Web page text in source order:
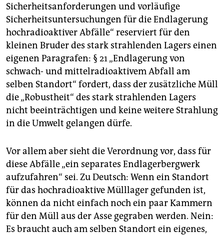
Sicherheitsanforderungen und vorläufige
Sicherheitsuntersuchungen für die Endlagerung
hochradioaktiver Abfälle“ reserviert für den
kleinen Bruder des stark strahlenden Lagers einen
eigenen Paragrafen: § 21 „Endlagerung von
schwach- und mittelradioaktivem Abfall am
selben Standort“ fordert, dass der zusätzliche Müll
die „Robustheit“ des stark strahlenden Lagers
nicht beeinträchtigen und keine weitere Strahlung
in die Umwelt gelangen dürfe.
Vor allem aber sieht die Verordnung vor, dass für
diese Abfälle „ein separates Endlagerbergwerk
aufzufahren“ sei. Zu Deutsch: Wenn ein Standort
für das hochradioaktive Mülllager gefunden ist,
können da nicht einfach noch ein paar Kammern
für den Müll aus der Asse gegraben werden. Nein:
Es braucht auch am selben Standort ein eigenes,